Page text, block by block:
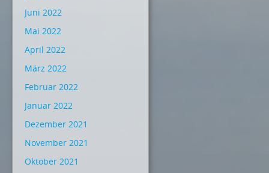
Juni 2022
Mai 2022
April 2022
März 2022
Februar 2022
Januar 2022
Dezember 2021
November 2021
Oktober 2021